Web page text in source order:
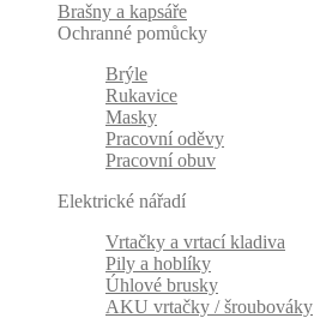
Brašny a kapsáře
Ochranné pomůcky
Brýle
Rukavice
Masky
Pracovní oděvy
Pracovní obuv
Elektrické nářadí
Vrtačky a vrtací kladiva
Pily a hoblíky
Úhlové brusky
AKU vrtačky / šroubováky